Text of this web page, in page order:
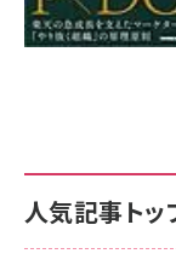
人気記事トッ